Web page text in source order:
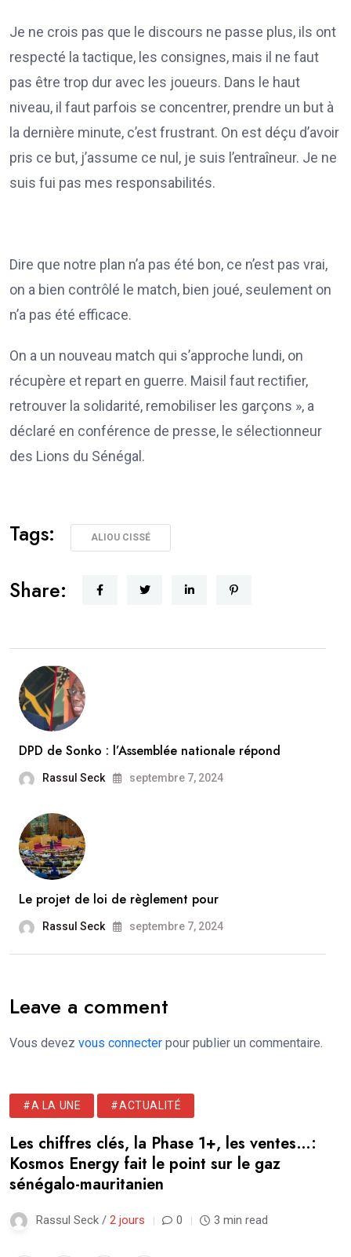
Je ne crois pas que le discours ne passe plus, ils ont
respecté la tactique, les consignes, mais il ne faut
pas être trop dur avec les joueurs. Dans le haut
niveau, il faut parfois se concentrer, prendre un but à
la dernière minute, c’est frustrant. On est déçu d’avoir
pris ce but, j’assume ce nul, je suis l’entraîneur. Je ne
suis fui pas mes responsabilités.
Dire que notre plan n’a pas été bon, ce n’est pas vrai,
on a bien contrôlé le match, bien joué, seulement on
n’a pas été efficace.
On a un nouveau match qui s’approche lundi, on
récupère et repart en guerre. Maisil faut rectifier,
retrouver la solidarité, remobiliser les garçons », a
déclaré en conférence de presse, le sélectionneur
des Lions du Sénégal.
Tags: ALIOU CISSÉ
Share:
DPD de Sonko : l’Assemblée nationale répond
Rassul Seck septembre 7, 2024
Le projet de loi de règlement pour
Rassul Seck septembre 7, 2024
Leave a comment
Vous devez vous connecter pour publier un commentaire.
#A LA UNE #ACTUALITÉ
Les chiffres clés, la Phase 1+, les ventes…:
Kosmos Energy fait le point sur le gaz
sénégalo-mauritanien
Rassul Seck / 2 jours 0 3 min read